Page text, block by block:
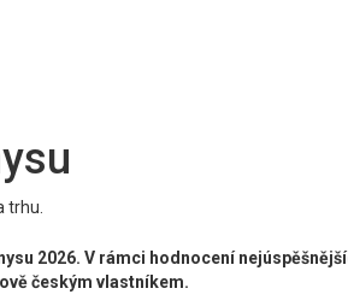
trhu.
2026. V rámci hodnocení
českým vlastníkem.